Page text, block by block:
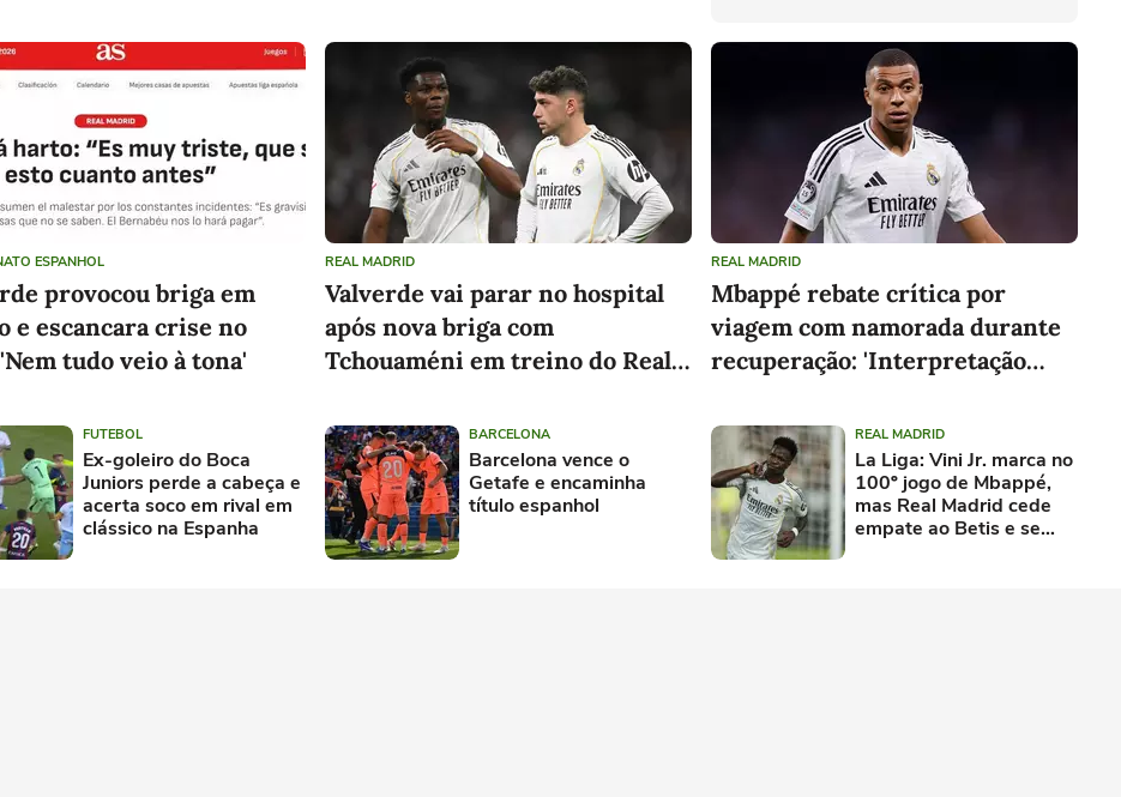
ESPANHOL
provocou briga em
e escancara crise no
tudo veio à tona'
REAL MADRID
Valverde vai parar no hospital
após nova briga com
Tchouaméni em treino do Real
REAL MADRID
Mbappé rebate crítica por
viagem com namorada durante
recuperação: 'Interpretação
FUTEBOL
Ex-goleiro do Boca
Juniors perde a cabeça e
acerta soco em rival em
clássico na Espanha
BARCELONA
Barcelona vence o
Getafe e encaminha
título espanhol
REAL MADRID
La Liga: Vini Jr. marca no
100º jogo de Mbappé,
mas Real Madrid cede
empate ao Betis e se